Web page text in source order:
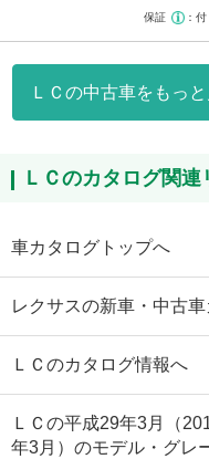
保証 付
ＬＣの中古車をもっ
ＬＣのカタログ関連
車カタログトップへ
レクサスの新車・中古
ＬＣのカタログ情報へ
ＬＣの平成29年3月（
年3月）のモデル・グレ